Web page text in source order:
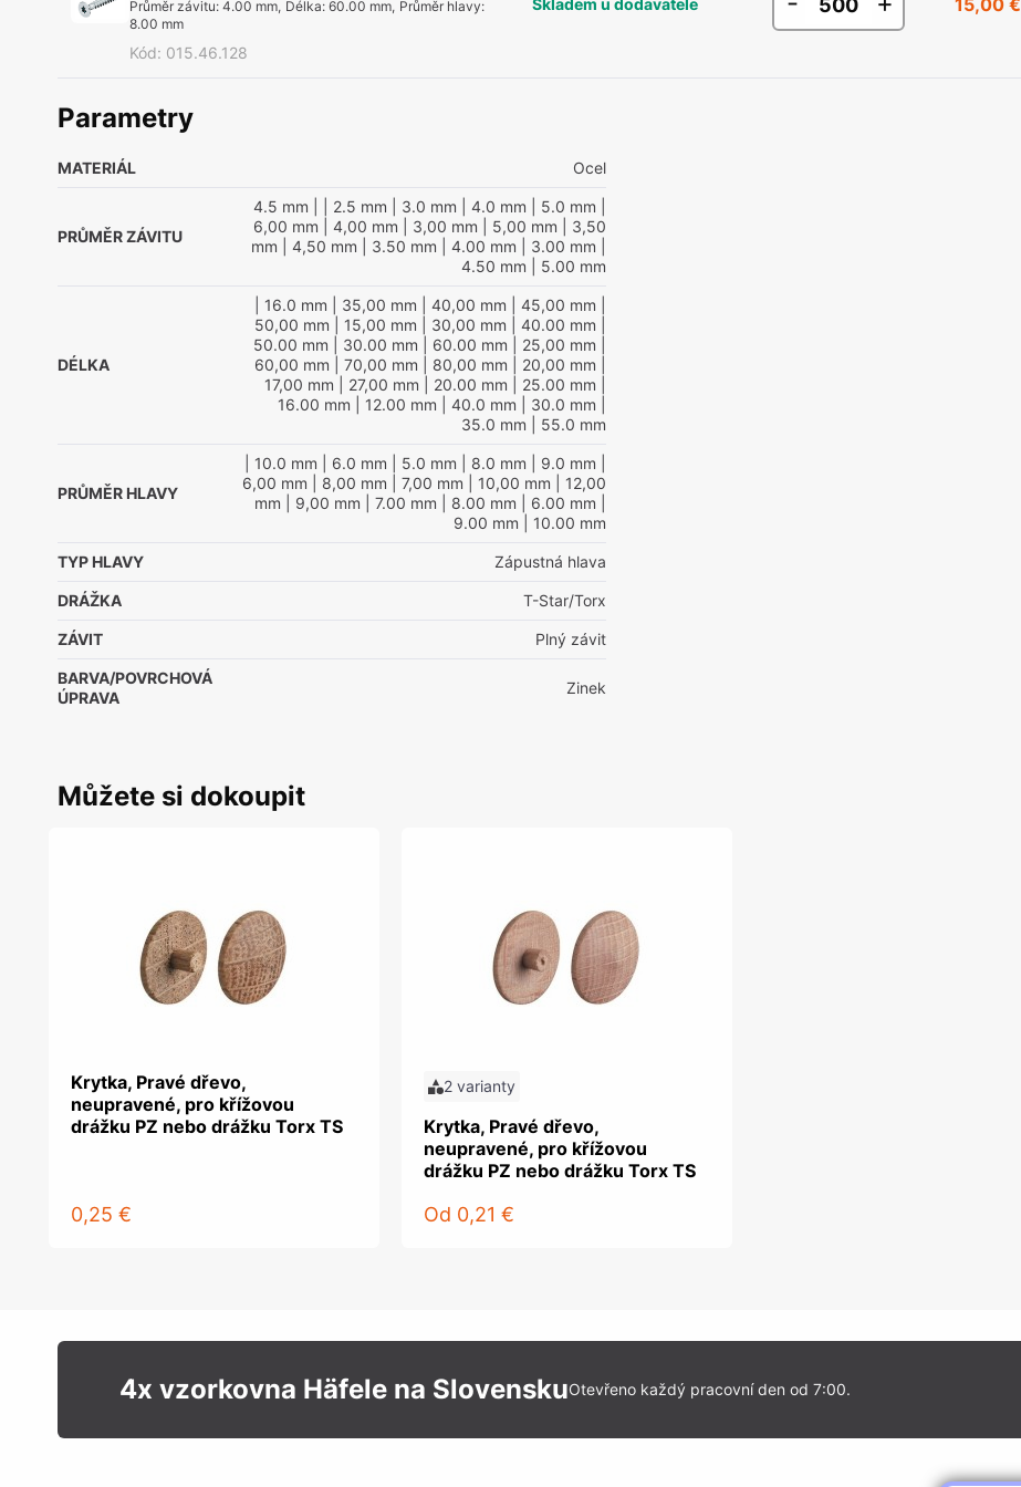
Průměr závitu: 4.00 mm, Délka: 60.00 mm, Průměr hlavy:
8.00 mm
Kód: 015.46.128
Skladem u dodavatele 15,00 €
Parametry
MATERIÁL Ocel
PRŮMĚR ZÁVITU
4.5 mm | 2.5 mm | 3.0 mm | 4.0 mm | 5.0 mm
6,00 mm | 4,00 mm | 3,00 mm | 5,00 mm | 3,50
mm | 4,50 mm | 3.50 mm | 4.00 mm | 3.00 mm
4.50 mm | 5.00 mm
DÉLKA
| 16.0 mm | 35,00 mm | 40,00 mm | 45,00 mm
50,00 mm | 15,00 mm | 30,00 mm | 40.00 mm
50.00 mm | 30.00 mm | 60.00 mm | 25,00 mm
60,00 mm | 70,00 mm | 80,00 mm | 20,00 mm
17,00 mm | 27,00 mm | 20.00 mm | 25.00 mm
16.00 mm | 12.00 mm | 40.0 mm | 30.0 mm
35.0 mm | 55.0 mm
PRŮMĚR HLAVY
| 10.0 mm | 6.0 mm | 5.0 mm | 8.0 mm | 9.0 mm
6,00 mm | 8,00 mm | 7,00 mm | 10,00 mm | 12,00
mm | 9,00 mm | 7.00 mm | 8.00 mm | 6.00 mm
9.00 mm | 10.00 mm
TYP HLAVY Zápustná hlava
DRÁŽKA T-Star/Torx
ZÁVIT Plný závit
BARVA/POVRCHOVÁ
ÚPRAVA
Zinek
Můžete si dokoupit
Krytka, Pravé dřevo,
neupravené, pro křížovou
drážku PZ nebo drážku Torx TS
0,25 €
2 varianty
Krytka, Pravé dřevo,
neupravené, pro křížovou
drážku PZ nebo drážku Torx TS
Od 0,21 €
4x vzorkovna Häfele na SlovenskuOtevřeno každý pracovní den od 7:00.